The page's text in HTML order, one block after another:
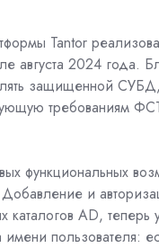
Tantor
августа 2024 года.
защищенной
требованиям
функциональных
и
каталогов AD,
пользователя: